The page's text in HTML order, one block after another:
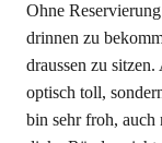
Ohne
drinnen zu
draussen zu
optisch toll,
bin sehr froh, auch